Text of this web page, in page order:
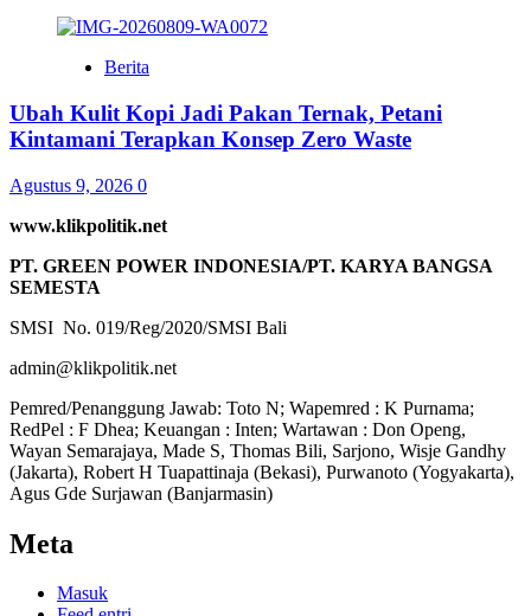
Berita
Ubah Kulit Kopi Jadi Pakan Ternak, Petani
Kintamani Terapkan Konsep Zero Waste
Agustus 9, 2026 0
www.klikpolitik.net
PT. GREEN POWER INDONESIA/PT. KARYA BANGSA
SEMESTA
SMSI No. 019/Reg/2020/SMSI Bali
admin@klikpolitik.net
Pemred/Penanggung Jawab: Toto N; Wapemred : K Purnama;
RedPel : F Dhea; Keuangan : Inten; Wartawan : Don Openg,
Wayan Semarajaya, Made S, Thomas Bili, Sarjono, Wisje Gandhy
(Jakarta), Robert H Tuapattinaja (Bekasi), Purwanoto (Yogyakarta),
Agus Gde Surjawan (Banjarmasin)
Meta
Masuk